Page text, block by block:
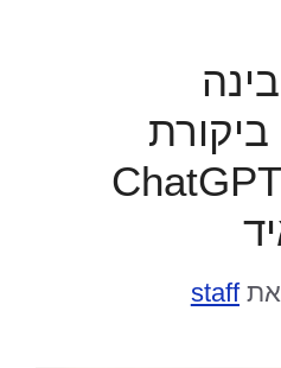
מעמיקה על ChatGPT
staff